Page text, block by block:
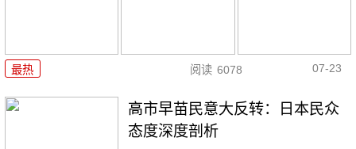
最热 阅读 6078 07-23
高市早苗民意大反转：日本民众
态度深度剖析